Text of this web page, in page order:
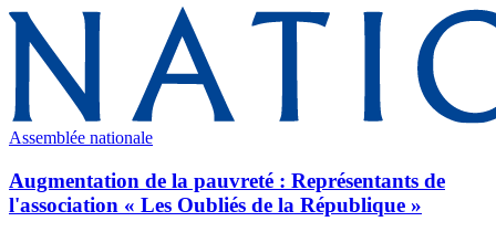
Assemblée nationale
Augmentation de la pauvreté : Représentants de
l'association « Les Oubliés de la République »